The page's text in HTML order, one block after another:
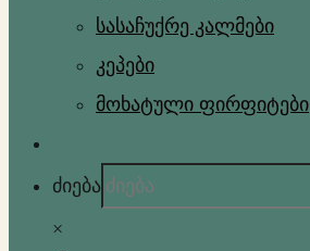
სასაჩუქრე კალმები
კეპები
მოხატული ფირფიტები
ძიება
×